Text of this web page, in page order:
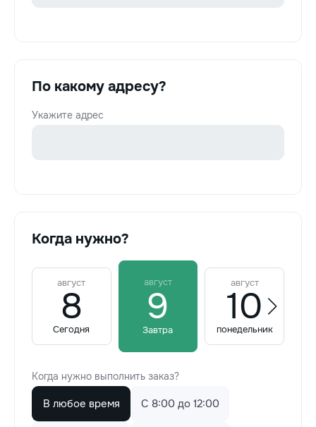
По какому адресу?
Укажите адрес
Когда нужно?
август
8
Сегодня
август
9
Завтра
август
10
понедельник
Когда нужно выполнить заказ?
В любое время C 8:00 до 12:00